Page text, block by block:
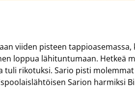
viiden pisteen tappioasemassa,
loppua lähituntumaan. Hetkeä
rikotuksi. Sario pisti
Sarion harmiksi